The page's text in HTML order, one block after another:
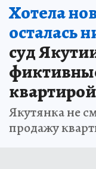
Хотела
осталась
суд
квартирой
Якутянка не
продажу